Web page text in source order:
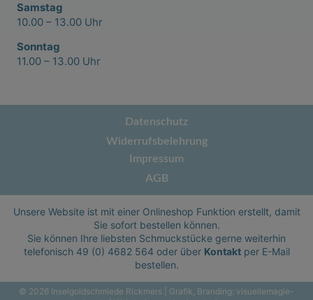
Samstag
10.00 – 13.00 Uhr
Sonntag
11.00 – 13.00 Uhr
Datenschutz
Widerrufsbelehrung
Impressum
AGB
Unsere Website ist mit einer Onlineshop Funktion erstellt, damit
Sie sofort bestellen können.
Sie können Ihre liebsten Schmuckstücke gerne weiterhin
telefonisch 49 (0) 4682 564 oder über Kontaktper E-Mail
bestellen.
© 2026 Inselgoldschmiede Rickmers | Grafik, Branding: visuellemagie-